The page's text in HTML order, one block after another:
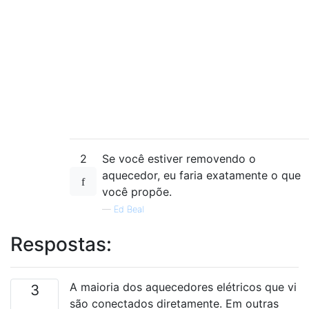
2
Se você estiver removendo o
aquecedor, eu faria exatamente o que
você propõe.
— Ed Beal
Respostas:
3
A maioria dos aquecedores elétricos que vi
são conectados diretamente. Em outras